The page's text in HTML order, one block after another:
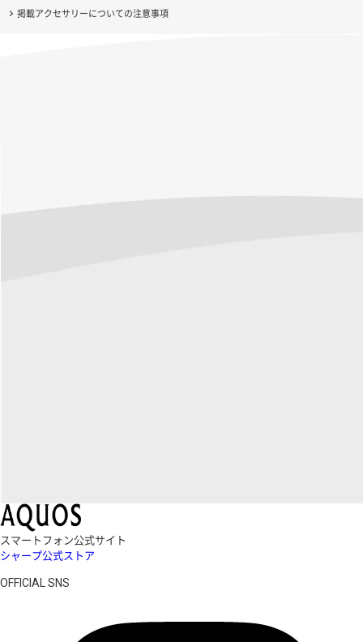
掲載アクセサリーについての注意事項
スマートフォン公式サイト
シャープ公式ストア
OFFICIAL SNS